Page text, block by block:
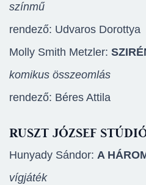
színmű
rendező: Udvaros Dorottya
Molly Smith Metzler:
komikus összeomlás
rendező: Béres Attila
RUSZT JÓZSEF
Hunyady Sándor: A
vígjáték